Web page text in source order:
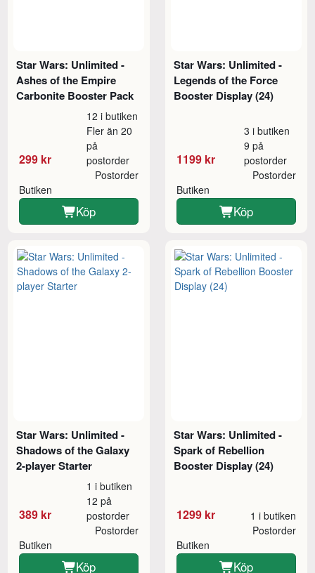
Star Wars: Unlimited -
Ashes of the Empire
Carbonite Booster Pack
299 kr
12 i butiken
Fler än 20
på
postorder
Butiken
Postorder
Köp
Star Wars: Unlimited -
Legends of the Force
Booster Display (24)
1199 kr
3 i butiken
9 på
postorder
Butiken
Postorder
Köp
Star Wars: Unlimited -
Shadows of the Galaxy
2-player Starter
389 kr
1 i butiken
12 på
postorder
Butiken
Postorder
Köp
Star Wars: Unlimited -
Spark of Rebellion
Booster Display (24)
1299 kr 1 i butiken
Butiken
Postorder
Köp